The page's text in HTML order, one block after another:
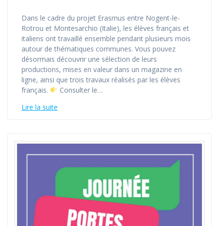
Dans le cadre du projet Erasmus entre Nogent-le-
Rotrou et Montesarchio (Italie), les élèves français et
italiens ont travaillé ensemble pendant plusieurs mois
autour de thématiques communes. Vous pouvez
désormais découvrir une sélection de leurs
productions, mises en valeur dans un magazine en
ligne, ainsi que trois travaux réalisés par les élèves
français.
Consulter le…
Lire la suite